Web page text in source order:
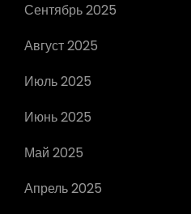
Сентябрь 2025
Август 2025
Июль 2025
Июнь 2025
Май 2025
Апрель 2025